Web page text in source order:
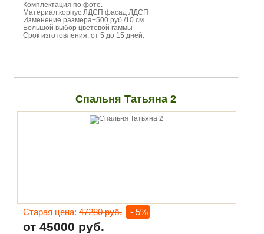
Комплектация по фото.
Материал:корпус ЛДСП фасад ЛДСП
Изменение размера+500 руб./10 см.
Большой выбор цветовой гаммы
Срок изготовления: от 5 до 15 дней.
Спальня Татьяна 2
Старая цена: 47280 руб. - 5%
от 45000 руб.